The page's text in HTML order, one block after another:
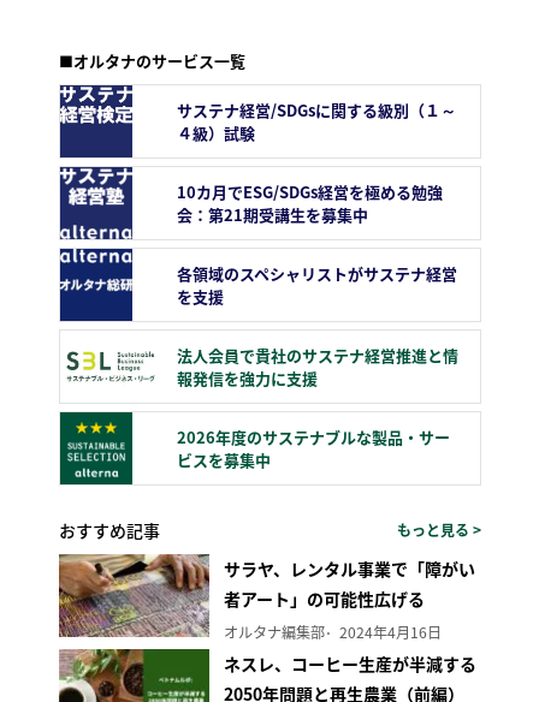
■オルタナのサービス一覧
サステナ経営/SDGsに関する級別（１～
４級）試験
10カ月でESG/SDGs経営を極める勉強
会：第21期受講生を募集中
各領域のスペシャリストがサステナ経営
を支援
法人会員で貴社のサステナ経営推進と情
報発信を強力に支援
2026年度のサステナブルな製品・サー
ビスを募集中
おすすめ記事 もっと見る >
サラヤ、レンタル事業で「障がい
者アート」の可能性広げる
オルタナ編集部 2024年4月16日
ネスレ、コーヒー生産が半減する
2050年問題と再生農業（前編）